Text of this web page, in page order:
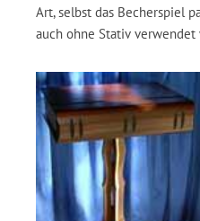
Art, selbst das Becherspiel
auch ohne Stativ verwendet